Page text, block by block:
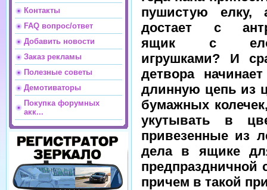
Контакты
FAQ вопрос/ответ
Добавить новости
Заказ рекламы
Полезные советы
Демотиваторы
Покупка форумных
акк...
пушистую елку,
достает с
ящик с
игрушками? И
детвора
длинную цепь из
бумажных
укутывать в
привезенные из
дела в ящике
предпраздничной
причем в такой